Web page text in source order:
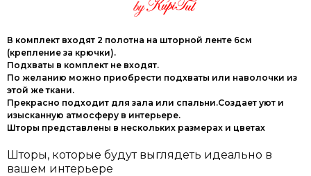
В комплект входят 2 полотна на шторной ленте 6см
(крепление за крючки).
Подхваты в комплект не входят.
По желанию можно приобрести подхваты или наволочки из
этой же ткани.
Прекрасно подходит для зала или спальни.Создает уют и
изысканную атмосферу в интерьере.
Шторы представлены в нескольких размерах и цветах
Шторы, которые будут выглядеть идеально в
вашем интерьере